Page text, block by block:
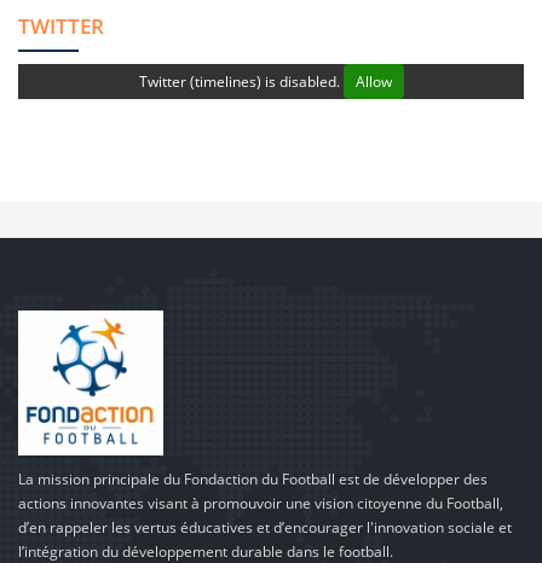
TWITTER
Twitter (timelines) is disabled. Allow
La mission principale du Fondaction du Football est de développer des
actions innovantes visant à promouvoir une vision citoyenne du Football,
d’en rappeler les vertus éducatives et d’encourager l'innovation sociale et
l’intégration du développement durable dans le football.